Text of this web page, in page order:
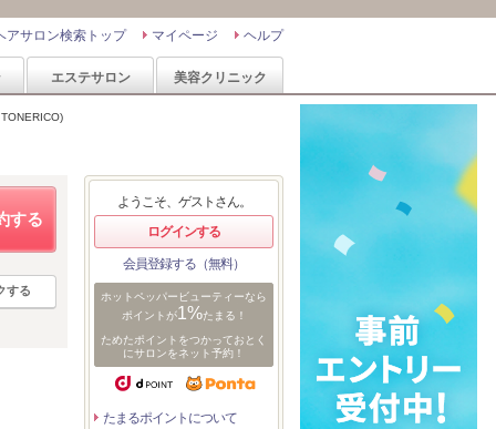
ヘルプ
マイページ
アサロン検索トップ
エステサロン 美容クリニック
する
する
ようこそ、ゲストさん。
ログインする
会員登録する（無料）
ホットペッパービューティーなら
ポイントが1%たまる！
ためたポイントをつかっておとく
にサロンをネット予約！
たまるポイントについて